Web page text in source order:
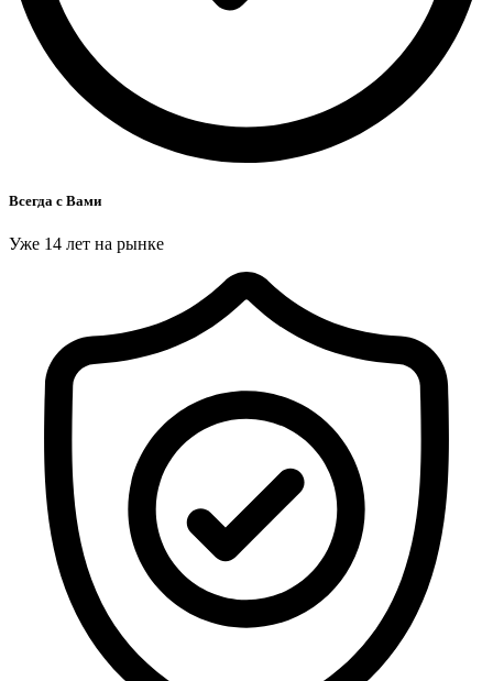
Всегда с Вами
Уже 14 лет на рынке